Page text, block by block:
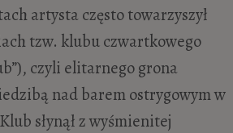
artysta często towarzyszył
tzw. klubu czwartkowego
czyli elitarnego grona
nad barem ostrygowym w
słynął z wyśmienitej